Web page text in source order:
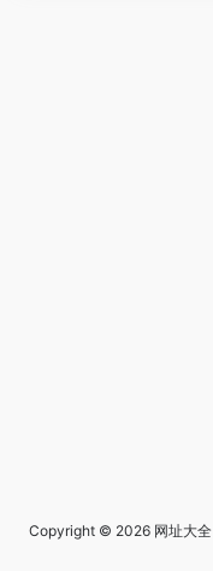
Copyright © 2026 网址大全